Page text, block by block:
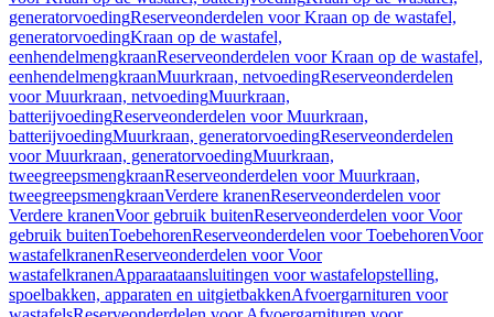
generatorvoedingReserveonderdelen voor Kraan op de wastafel,
generatorvoedingKraan op de wastafel,
eenhendelmengkraanReserveonderdelen voor Kraan op de wastafel,
eenhendelmengkraanMuurkraan, netvoedingReserveonderdelen
voor Muurkraan, netvoedingMuurkraan,
batterijvoedingReserveonderdelen voor Muurkraan,
batterijvoedingMuurkraan, generatorvoedingReserveonderdelen
voor Muurkraan, generatorvoedingMuurkraan,
tweegreepsmengkraanReserveonderdelen voor Muurkraan,
tweegreepsmengkraanVerdere kranenReserveonderdelen voor
Verdere kranenVoor gebruik buitenReserveonderdelen voor Voor
gebruik buitenToebehorenReserveonderdelen voor ToebehorenVoor
wastafelkranenReserveonderdelen voor Voor
wastafelkranenApparaataansluitingen voor wastafelopstelling,
spoelbakken, apparaten en uitgietbakkenAfvoergarnituren voor